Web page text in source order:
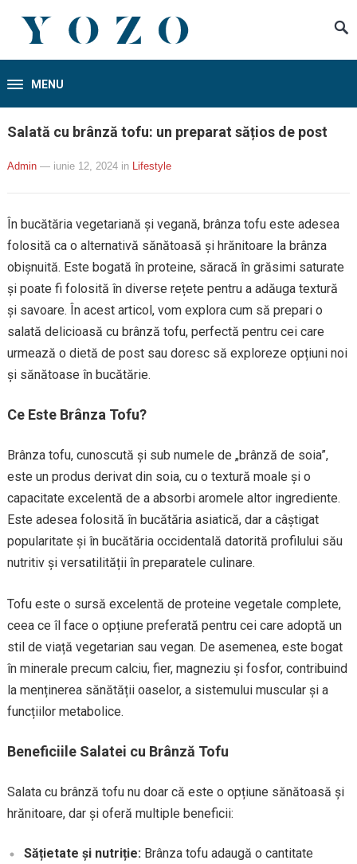
MENU
Salată cu brânză tofu: un preparat sățios de post
Admin — iunie 12, 2024 in Lifestyle
În bucătăria vegetariană și vegană, brânza tofu este adesea
folosită ca o alternativă sănătoasă și hrănitoare la brânza
obișnuită. Este bogată în proteine, săracă în grăsimi saturate
și poate fi folosită în diverse rețete pentru a adăuga textură
și savoare. În acest articol, vom explora cum să prepari o
salată delicioasă cu brânză tofu, perfectă pentru cei care
urmează o dietă de post sau doresc să exploreze opțiuni noi
și sănătoase în bucătărie.
Ce Este Brânza Tofu?
Brânza tofu, cunoscută și sub numele de „brânză de soia”,
este un produs derivat din soia, cu o textură moale și o
capacitate excelentă de a absorbi aromele altor ingrediente.
Este adesea folosită în bucătăria asiatică, dar a câștigat
popularitate și în bucătăria occidentală datorită profilului său
nutritiv și versatilității în preparatele culinare.
Tofu este o sursă excelentă de proteine vegetale complete,
ceea ce îl face o opțiune preferată pentru cei care adoptă un
stil de viață vegetarian sau vegan. De asemenea, este bogat
în minerale precum calciu, fier, magneziu și fosfor, contribuind
la menținerea sănătății oaselor, a sistemului muscular și a
funcțiilor metabolice.
Beneficiile Salatei cu Brânză Tofu
Salata cu brânză tofu nu doar că este o opțiune sănătoasă și
hrănitoare, dar și oferă multiple beneficii:
Sățietate și nutriție: Brânza tofu adaugă o cantitate